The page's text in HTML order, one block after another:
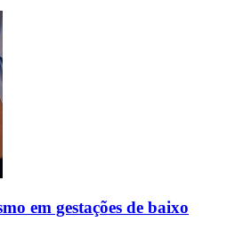
em gestações de baixo